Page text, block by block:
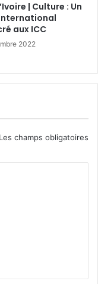
| Culture : Un
aux ICC
2022
Les champs obligatoires